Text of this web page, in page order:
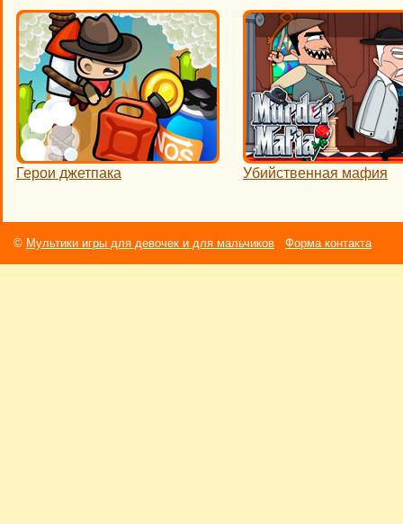
Герои джетпака Убийственная мафия
© Мультики игры для девочек и для мальчиков Форма контакта